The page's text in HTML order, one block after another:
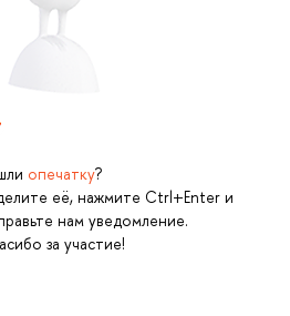
опечатку?
её, нажмите Ctrl+Enter и
нам уведомление.
за участие!